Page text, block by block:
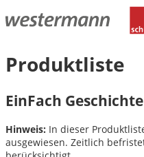
Produktliste
EinFach
Hinweis: In dieser
ausgewiesen. Zeitlich